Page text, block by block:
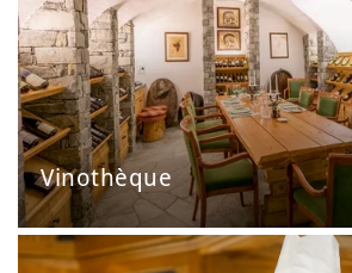
Vinothèque